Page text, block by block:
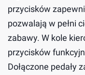
przycisków
pozwalają w pełni
zabawy. W kole
przycisków
Dołączone pedały